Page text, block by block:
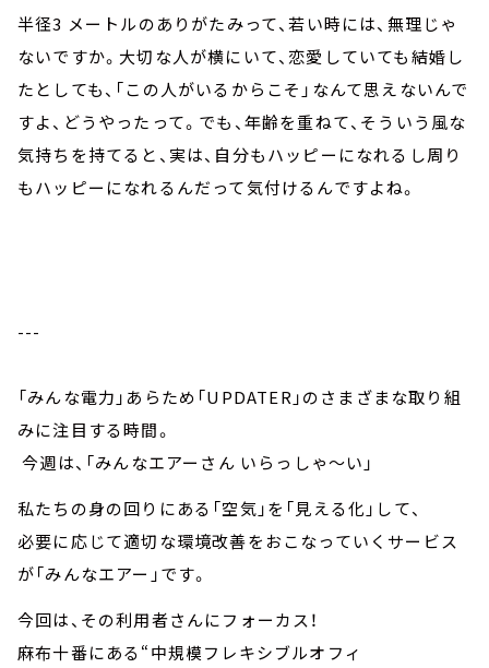
半径3 メートルのありがたみって、若い時には、無理じゃ
ないですか。大切な人が横にいて、恋愛していても結婚し
たとしても、「この人がいるからこそ」なんて思えないんで
すよ、どうやったって。でも、年齢を重ねて、そういう風な
気持ちを持てると、実は、自分もハッピーになれるし周り
もハッピーになれるんだって気付けるんですよね。
---
「みんな電力」あらため「UPDATER」のさまざまな取り組
みに注目する時間。
今週は、「みんなエアーさん いらっしゃ～い」
私たちの身の回りにある「空気」を「見える化」して、
必要に応じて適切な環境改善をおこなっていくサービス
が「みんなエアー」です。
今回は、その利用者さんにフォーカス！
麻布十番にある“中規模フレキシブルオフィ